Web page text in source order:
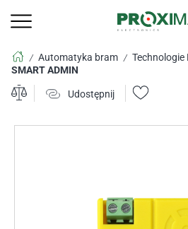
/ Automatyka bram / Technologie
SMART ADMIN
Udostępnij